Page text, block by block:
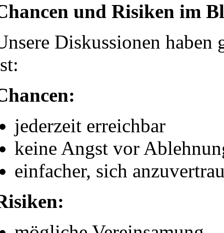
und Risiken im
Diskussionen haben
jederzeit erreichbar
keine Angst vor
einfacher, sich